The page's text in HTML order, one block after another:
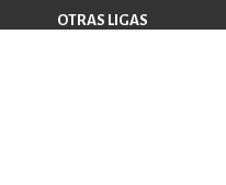
OTRAS LIGAS